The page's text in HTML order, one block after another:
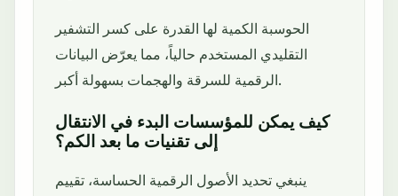
الحوسبة الكمية لها القدرة على كسر التشفير
التقليدي المستخدم حالياً، مما يعرّض البيانات
الرقمية للسرقة والهجمات بسهولة أكبر.
كيف يمكن للمؤسسات البدء في الانتقال
إلى تقنيات ما بعد الكم؟
ينبغي تحديد الأصول الرقمية الحساسة، تقييم